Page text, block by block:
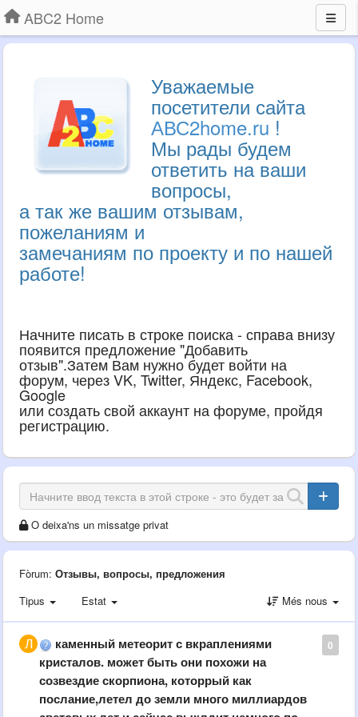
ABC2 Home
Уважаемые
посетители сайта
АВС2home.ru !
Мы рады будем
ответить на ваши
вопросы,
а так же вашим отзывам,
пожеланиям и
замечаниям по проекту и по нашей
работе!
Начните писать в строке поиска - справа внизу
появится предложение "Добавить
отзыв".Затем Вам нужно будет войти на
форум, через VK, Twitter, Яндекс, Facebook,
Google
или создать свой аккаунт на форуме, пройдя
регистрацию.
O deixa'ns un missatge privat
Fòrum: Отзывы, вопросы, предложения
Tipus
Estat Més nous
0
каменный метеорит с вкраплениями
кристалов. может быть они похожи на
созвездие скорпиона, которрый как
послание,летел до земли много миллиардов